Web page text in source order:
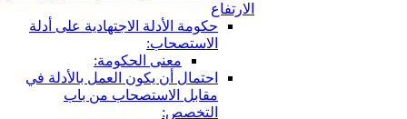
الارتفاع
حكومة الأدلة الاجتهادية على أدلة
الاستصحاب:
معنى الحكومة:
احتمال أن يكون العمل بالأدلة في
مقابل الاستصحاب من باب
التخصص: